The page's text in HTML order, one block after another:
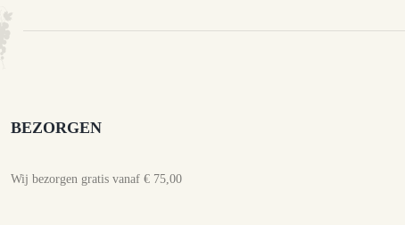
BEZORGEN
Wij bezorgen gratis vanaf € 75,00